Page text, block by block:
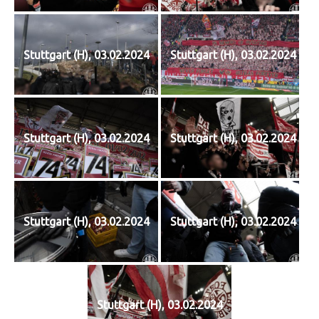
Stuttgart (H), 03.02.2024 Stuttgart (H), 03.02.2024
Stuttgart (H), 03.02.2024 Stuttgart (H), 03.02.2024
Stuttgart (H), 03.02.2024 Stuttgart (H), 03.02.2024
Stuttgart (H), 03.02.2024